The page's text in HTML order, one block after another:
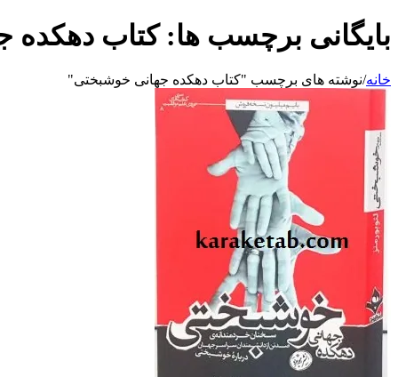
بایگانی برچسب ها: کتاب دهکده
خانه/نوشته های برچسب "کتاب دهکده جهانی خوشبختی"